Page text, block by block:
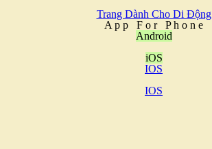
Trang Dành Cho Di Động
A p p F o r P h o n e
Android
iOS
IOS
IOS